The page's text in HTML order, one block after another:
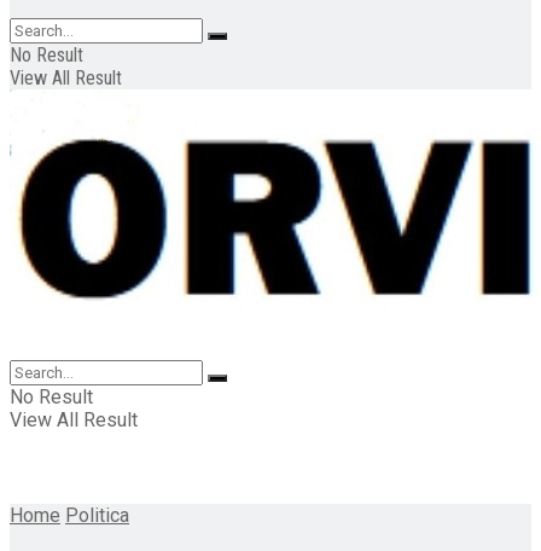
No Result
View All Result
No Result
View All Result
Home Politica